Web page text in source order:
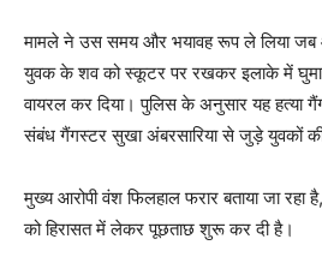
मामले ने उस समय और भयावह रूप ले लिया जब
युवक के शव को स्कूटर पर रखकर इलाके में
वायरल कर दिया। पुलिस के अनुसार यह हत्या
संबंध गैंगस्टर सुखा अंबरसारिया से जुड़े युवकों
मुख्य आरोपी वंश फिलहाल फरार बताया जा रहा
को हिरासत में लेकर पूछताछ शुरू कर दी है।